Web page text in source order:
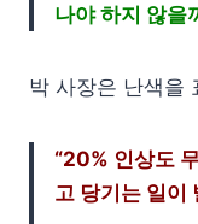
나야 하지 않을
박 사장은 난색을
“20% 인상도
고 당기는 일이